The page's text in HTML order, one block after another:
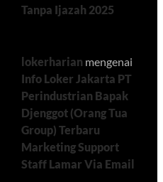
Tanpa Ijazah 2025
lokerharian mengenai
Info Loker Jakarta PT
Perindustrian Bapak
Djenggot (Orang Tua
Group) Terbaru
Marketing Support
Staff Lamar Via Email